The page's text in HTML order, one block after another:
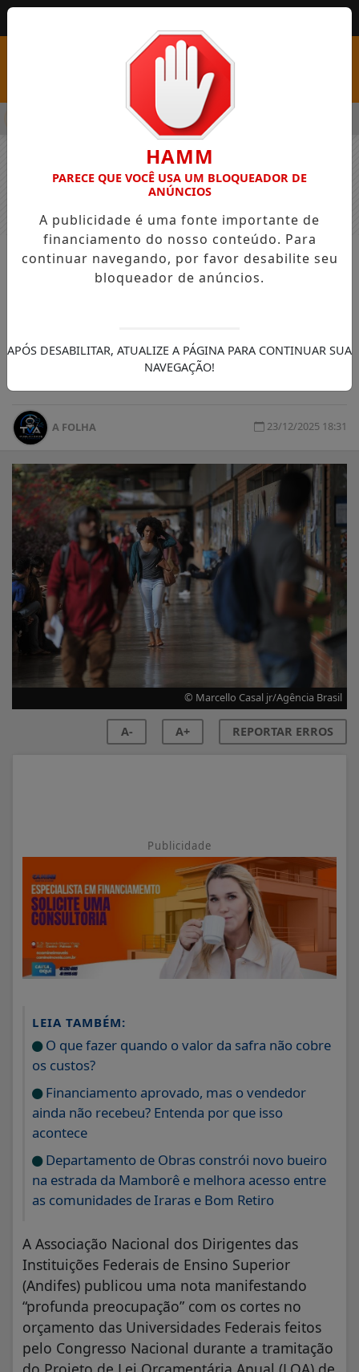
COM VAGAS EM SEIS FUNÇÕES E SALÁRIOS QUE CHEGAM
NOTÍCIAS GERAL
Orçamento 2026 traz corte de quase
ensino, pesquisa e assistência. Entidade
pede a recomposição imediata dos valores.
A FOLHA 23/12/2025 18:31
© Marcello Casal jr/Agência Brasil
A- A+ REPORTAR ERROS
Publicidade
LEIA TAMBÉM:
O que fazer quando o valor da safra não cobre
os custos?
Financiamento aprovado, mas o vendedor
ainda não recebeu? Entenda por que isso
acontece
Departamento de Obras constrói novo bueiro
na estrada da Mamborê e melhora acesso entre
as comunidades de Iraras e Bom Retiro
A Associação Nacional dos Dirigentes das
Instituições Federais de Ensino Superior
(Andifes) publicou uma nota manifestando
“profunda preocupação” com os cortes no
orçamento das Universidades Federais feitos
pelo Congresso Nacional durante a tramitação
HAMM
PARECE QUE VOCÊ USA UM BLOQUEADOR DE
ANÚNCIOS
A publicidade é uma fonte importante de
financiamento do nosso conteúdo. Para
continuar navegando, por favor desabilite seu
bloqueador de anúncios.
APÓS DESABILITAR, ATUALIZE A PÁGINA PARA CONTINUAR SUA
NAVEGAÇÃO!